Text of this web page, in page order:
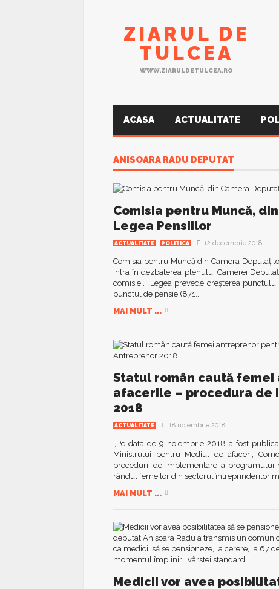
ZIARUL DE
TULCEA
WWW.ZIARULDETULCEA.RO
ACASA ACTUALITATE
ANISOARA RADU DEPUTAT
Comisia pentru Muncă,
Legea Pensiilor
ACTUALITATE POLITICA 12 decembrie 2018
Comisia pentru Muncă din Camera
intra în dezbaterea plenului Camerei
comisiei. „Legea prevede creșterea
punctul de pensie (871...
MAI MULT ...
Statul român caută
afacerile – procedura de
2018
ACTUALITATE 18 noiembrie 2018
„Pe data de 9 noiembrie 2018 a fost
Ministrului pentru Mediul de afaceri,
procedurii de implementare a programului
rândul femeilor din sectorul întreprinderilor
MAI MULT ...
Medicii vor avea